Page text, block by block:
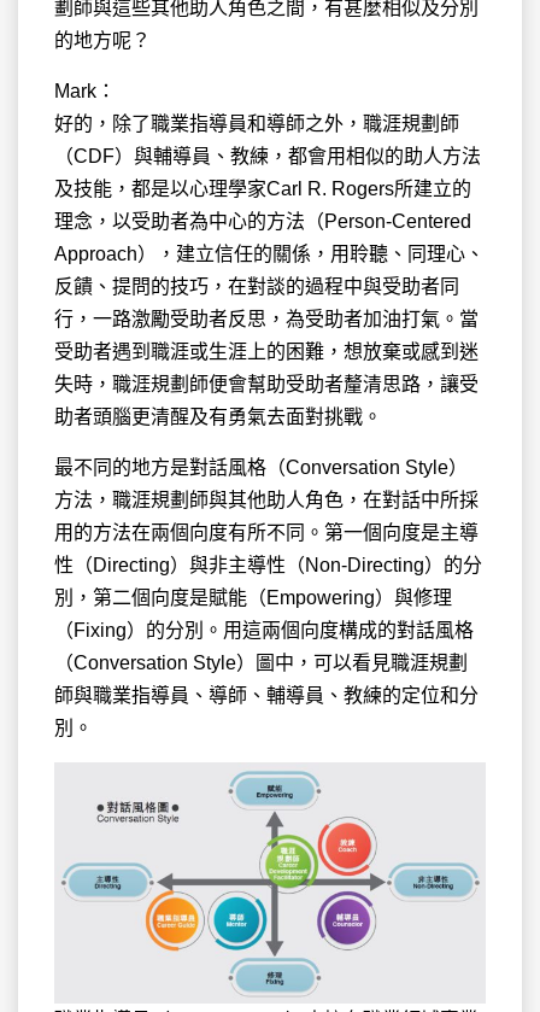
劃師與這些其他助人角色之間，有甚麼相似及分別
的地方呢？
Mark：
好的，除了職業指導員和導師之外，職涯規劃師
（CDF）與輔導員、教練，都會用相似的助人方法
及技能，都是以心理學家Carl R. Rogers所建立的
理念，以受助者為中心的方法（Person-Centered
Approach），建立信任的關係，用聆聽、同理心、
反饋、提問的技巧，在對談的過程中與受助者同
行，一路激勵受助者反思，為受助者加油打氣。當
受助者遇到職涯或生涯上的困難，想放棄或感到迷
失時，職涯規劃師便會幫助受助者釐清思路，讓受
助者頭腦更清醒及有勇氣去面對挑戰。
最不同的地方是對話風格（Conversation Style）
方法，職涯規劃師與其他助人角色，在對話中所採
用的方法在兩個向度有所不同。第一個向度是主導
性（Directing）與非主導性（Non-Directing）的分
別，第二個向度是賦能（Empowering）與修理
（Fixing）的分別。用這兩個向度構成的對話風格
（Conversation Style）圖中，可以看見職涯規劃
師與職業指導員、導師、輔導員、教練的定位和分
別。